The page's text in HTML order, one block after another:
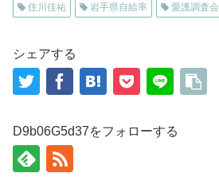
住川佳祐 岩手県自給率 愛護調査会
シェアする
D9b06G5d37をフォローする